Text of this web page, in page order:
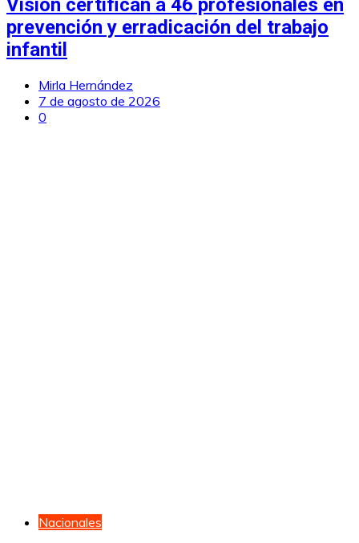
Vision certifican a 46 profesionales en
prevención y erradicación del trabajo
infantil
Mirla Hernández
7 de agosto de 2026
0
Nacionales